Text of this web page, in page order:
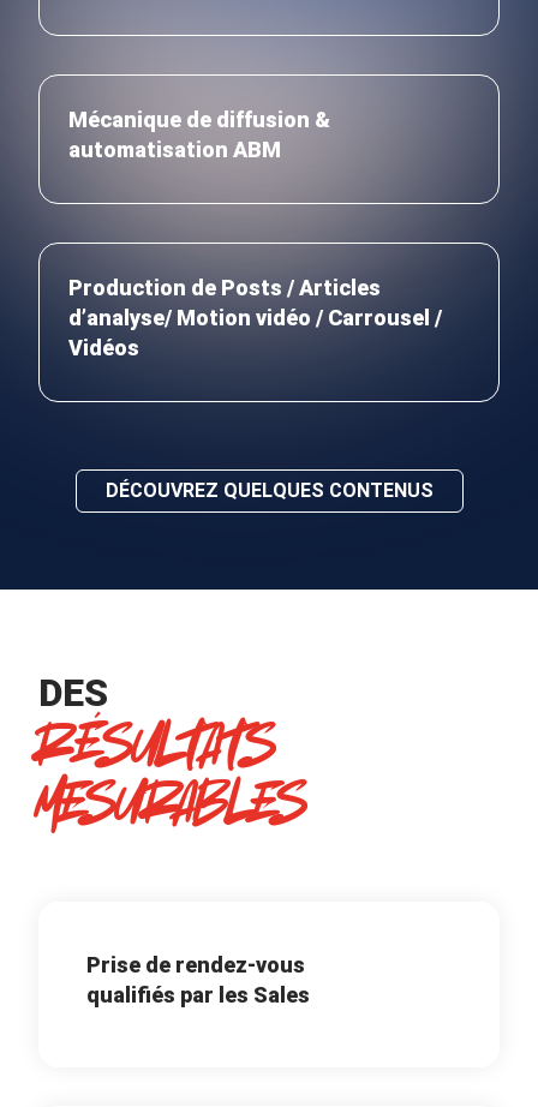
Mécanique de diffusion &
automatisation ABM
Production de Posts / Articles
d’analyse/ Motion vidéo / Carrousel /
Vidéos
DÉCOUVREZ QUELQUES CONTENUS
DES
RÉSULTATS
MESURABLES
Prise de rendez-vous
qualifiés par les Sales